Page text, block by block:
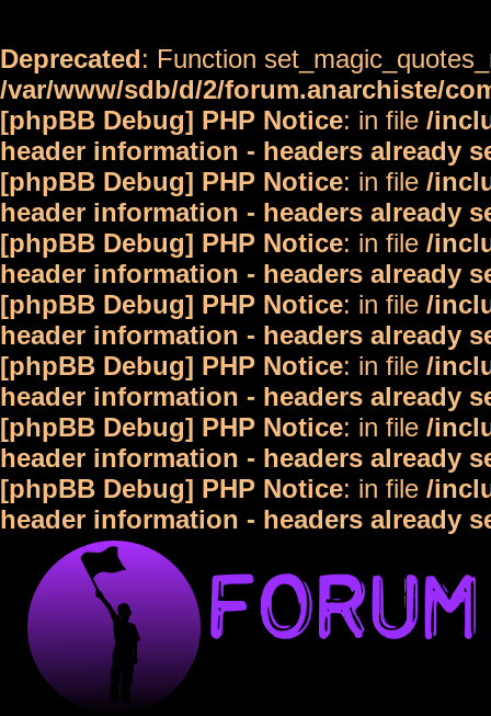
Deprecated: Function
/var/www/sdb/d/2/forum.anarchiste/
[phpBB Debug] PHP Notice: in file /
header information - headers already
[phpBB Debug] PHP Notice: in file /
header information - headers already
[phpBB Debug] PHP Notice: in file /
header information - headers already
[phpBB Debug] PHP Notice: in file /
header information - headers already
[phpBB Debug] PHP Notice: in file /
header information - headers already
[phpBB Debug] PHP Notice: in file /
header information - headers already
[phpBB Debug] PHP Notice: in file /
header information - headers already